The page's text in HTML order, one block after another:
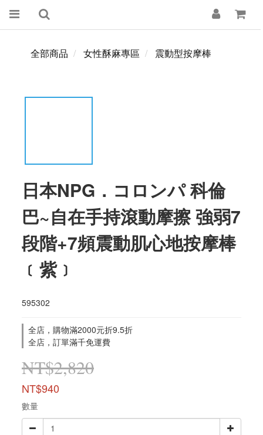
全部商品 女性酥麻專區 震動型按摩棒
日本NPG．コロンパ 科倫
巴~自在手持滾動摩擦 強弱7
段階+7頻震動肌心地按摩棒
﹝紫﹞
595302
全店，購物滿2000元折9.5折
全店，訂單滿千免運費
NT$2,820
NT$940
數量